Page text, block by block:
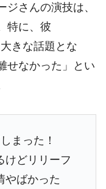
ジさんの演技は、
特に、彼
きな話題とな
せなかった」とい
まった！
けどリリーフ
やばかった